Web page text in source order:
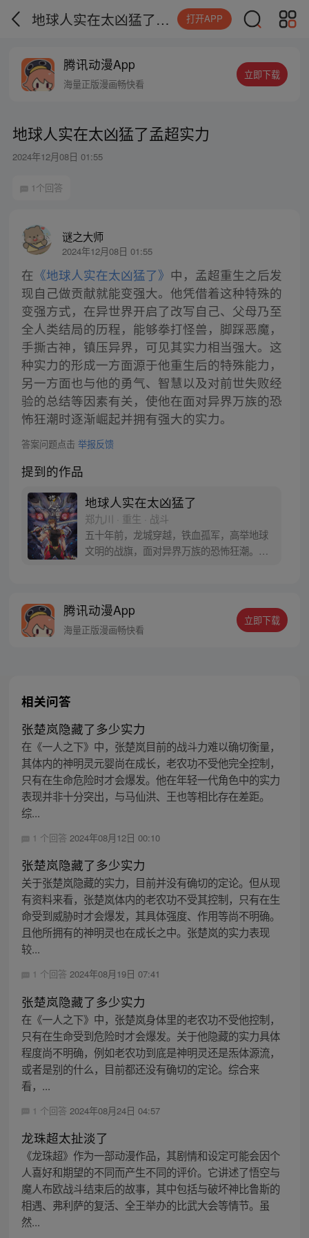
地球人实在太凶猛了孟超实力 打开APP
腾讯动漫App
海量正版漫画畅快看
立即下载
地球人实在太凶猛了孟超实力
2024年12月08日 01:55
1个回答
谜之大师
2024年12月08日 01:55
在 《地球人实在太凶猛了》 中，孟超重生之后发
现自己做贡献就能变强大。他凭借着这种特殊的
变强方式，在异世界开启了改写自己、父母乃至
全人类结局的历程，能够拳打怪兽，脚踩恶魔，
手撕古神，镇压异界，可见其实力相当强大。这
种实力的形成一方面源于他重生后的特殊能力，
另一方面也与他的勇气、智慧以及对前世失败经
验的总结等因素有关，使他在面对异界万族的恐
怖狂潮时逐渐崛起并拥有强大的实力。
答案问题点击 举报反馈
提到的作品
地球人实在太凶猛了
郑九川 · 重生 · 战斗
五十年前，龙城穿越，铁血孤军，高举地球
文明的战旗，面对异界万族的恐怖狂潮。五
誓，一定要改写自己、改写父母，甚至是全
人类的结局！
腾讯动漫App
海量正版漫画畅快看
立即下载
相关问答
张楚岚隐藏了多少实力
在《一人之下》中，张楚岚目前的战斗力难以确切衡量，
其体内的神明灵元婴尚在成长，老农功不受他完全控制，
只有在生命危险时才会爆发。他在年轻一代角色中的实力
表现并非十分突出，与马仙洪、王也等相比存在差距。
综...
1 个回答 2024年08月12日 00:10
张楚岚隐藏了多少实力
关于张楚岚隐藏的实力，目前并没有确切的定论。但从现
有资料来看，张楚岚体内的老农功不受其控制，只有在生
命受到威胁时才会爆发，其具体强度、作用等尚不明确。
且他所拥有的神明灵也在成长之中。张楚岚的实力表现
较...
1 个回答 2024年08月19日 07:41
张楚岚隐藏了多少实力
在《一人之下》中，张楚岚身体里的老农功不受他控制，
只有在生命受到危险时才会爆发。关于他隐藏的实力具体
程度尚不明确，例如老农功到底是神明灵还是炁体源流，
或者是别的什么，目前都还没有确切的定论。综合来
看，...
1 个回答 2024年08月24日 04:57
龙珠超太扯淡了
《龙珠超》作为一部动漫作品，其剧情和设定可能会因个
人喜好和期望的不同而产生不同的评价。它讲述了悟空与
魔人布欧战斗结束后的故事，其中包括与破坏神比鲁斯的
相遇、弗利萨的复活、全王举办的比武大会等情节。虽
然...